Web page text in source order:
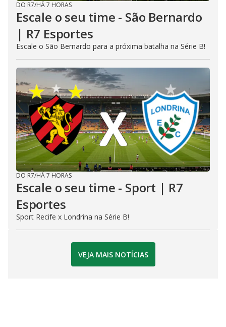
DO R7/HÁ 7 HORAS
Escale o seu time - São Bernardo
| R7 Esportes
Escale o São Bernardo para a próxima batalha na Série B!
DO R7/HÁ 7 HORAS
Escale o seu time - Sport | R7
Esportes
Sport Recife x Londrina na Série B!
VEJA MAIS NOTÍCIAS